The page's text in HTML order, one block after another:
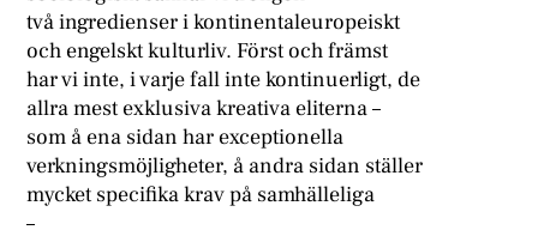
två ingredienser i kontinentaleuropeiskt
och engelskt kulturliv. Först och främst
har vi inte, i varje fall inte kontinuerligt, de
allra mest exklusiva kreativa eliterna –
som å ena sidan har exceptionella
verkningsmöjligheter, å andra sidan ställer
mycket specifika krav på samhälleliga
–